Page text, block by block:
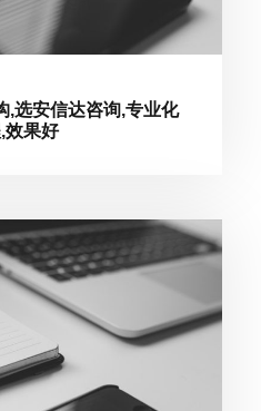
,选安信达咨询,专业化
效果好